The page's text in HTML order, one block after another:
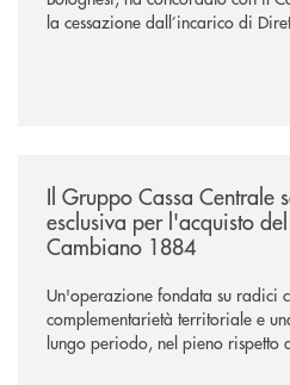
la cessazione dall’incarico di
Il Gruppo, sotto la guida
Il Gruppo Cassa Centrale
esclusiva per l'acquisto
Cambiano 1884
Un'operazione fondata su radici
complementarietà territoriale e
lungo periodo, nel pieno rispetto